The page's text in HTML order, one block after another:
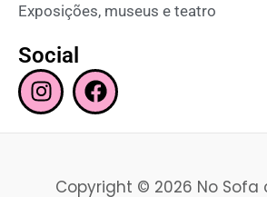
Exposições, museus e teatro
Social
I
n
s
F
a
c
Copyright © 2026 No Sofa